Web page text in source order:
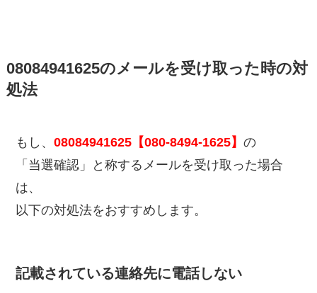
08084941625のメールを受け取った時の対
処法
もし、08084941625【080-8494-1625】の
「当選確認」と称するメールを受け取った場合
は、
以下の対処法をおすすめします。
記載されている連絡先に電話しない